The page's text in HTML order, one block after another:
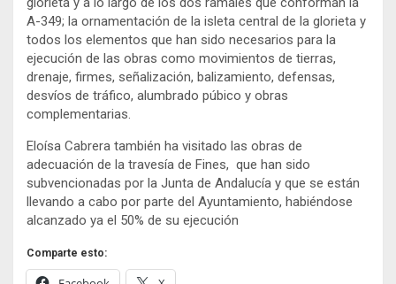
A-349; la ornamentación de la isleta central de la glorieta y
todos los elementos que han sido necesarios para la
ejecución de las obras como movimientos de tierras,
drenaje, firmes, señalización, balizamiento, defensas,
desvíos de tráfico, alumbrado púbico y obras
complementarias.
Eloísa Cabrera también ha visitado las obras de
adecuación de la travesía de Fines, que han sido
subvencionadas por la Junta de Andalucía y que se están
llevando a cabo por parte del Ayuntamiento, habiéndose
alcanzado ya el 50% de su ejecución
Comparte esto: